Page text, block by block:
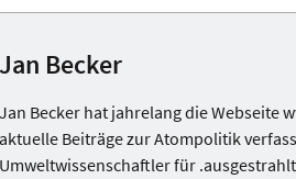
Jan Becker
Jan Becker hat jahrelang die Webseite
aktuelle Beiträge zur Atompolitik
Umweltwissenschaftler für